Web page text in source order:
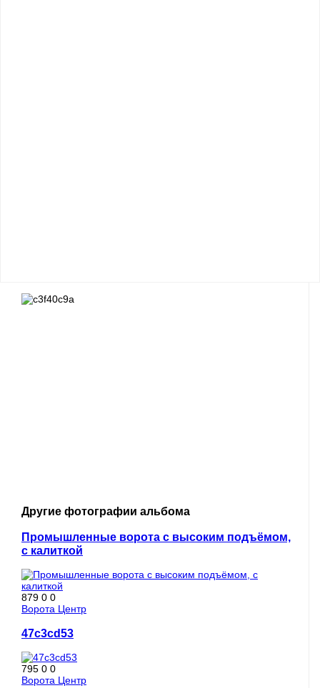
Другие фотографии альбома
Промышленные ворота с высоким подъёмом,
с калиткой
879 0 0
Ворота Центр
47c3cd53
795 0 0
Ворота Центр